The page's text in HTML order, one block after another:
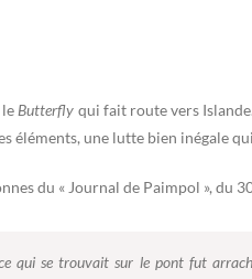
Butterfly qui fait route vers
éléments, une lutte bien inégale
du « Journal de Paimpol », du
se trouvait sur le pont fut